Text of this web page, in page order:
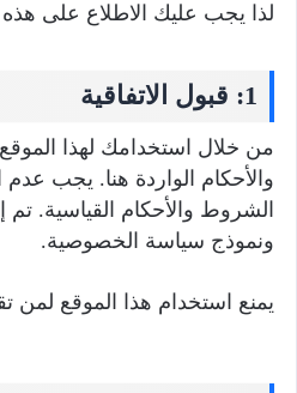
لذا يجب عليك الاطلاع على هذه
1: قبول الاتفاقية
من خلال استخدامك لهذا
والأحكام الواردة هنا. يجب
الشروط والأحكام القياسية.
ونموذج سياسة الخصوصية.
يمنع استخدام هذا الموقع لمن تقل